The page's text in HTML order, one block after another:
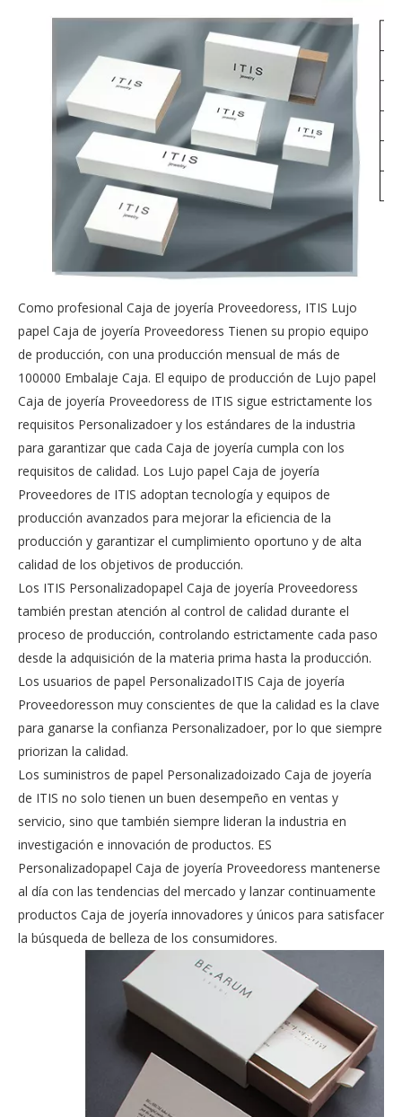
Como profesional Caja de joyería Proveedoress, ITIS Lujo
papel Caja de joyería Proveedoress Tienen su propio equipo
de producción, con una producción mensual de más de
100000 Embalaje Caja. El equipo de producción de Lujo papel
Caja de joyería Proveedoress de ITIS sigue estrictamente los
requisitos Personalizadoer y los estándares de la industria
para garantizar que cada Caja de joyería cumpla con los
requisitos de calidad. Los Lujo papel Caja de joyería
Proveedores de ITIS adoptan tecnología y equipos de
producción avanzados para mejorar la eficiencia de la
producción y garantizar el cumplimiento oportuno y de alta
calidad de los objetivos de producción.
Los ITIS Personalizadopapel Caja de joyería Proveedoress
también prestan atención al control de calidad durante el
proceso de producción, controlando estrictamente cada paso
desde la adquisición de la materia prima hasta la producción.
Los usuarios de papel PersonalizadoITIS Caja de joyería
Proveedoresson muy conscientes de que la calidad es la clave
para ganarse la confianza Personalizadoer, por lo que siempre
priorizan la calidad.
Los suministros de papel Personalizadoizado Caja de joyería
de ITIS no solo tienen un buen desempeño en ventas y
servicio, sino que también siempre lideran la industria en
investigación e innovación de productos. ES
Personalizadopapel Caja de joyería Proveedoress mantenerse
al día con las tendencias del mercado y lanzar continuamente
productos Caja de joyería innovadores y únicos para satisfacer
la búsqueda de belleza de los consumidores.